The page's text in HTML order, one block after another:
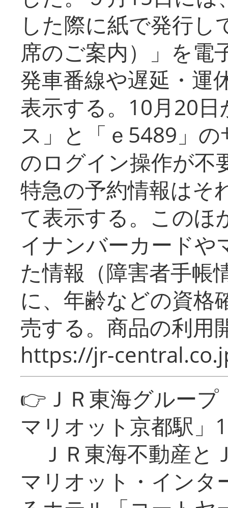
した際に紙で発行し
席のご案内）」を電
発車番線や遅延・運
表示する。10月20
ス」と「ｅ5489」
のログイン操作が不
特急の予約情報はそ
て表示する。このほ
イナンバーカードや
た情報（障害者手帳
に、年齢などの資格
売する。商品の利用
https://jr-
👉ＪＲ東海グルー
マリオット京都駅」
ＪＲ東海不動産と
マリオット・インタ